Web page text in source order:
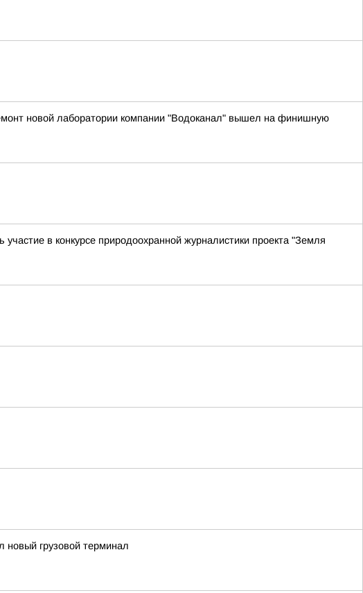
новой лаборатории компании "Водоканал" вышел на финишную
в конкурсе природоохранной журналистики проекта "Земля
новый грузовой терминал